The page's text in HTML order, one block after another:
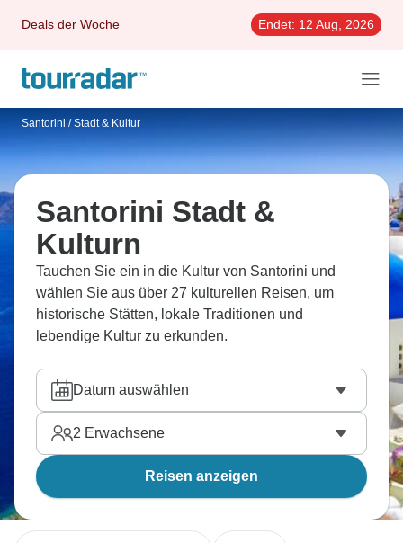
Deals der Woche Endet: 12 Aug, 2026
Santorini / Stadt & Kultur
Santorini Stadt &
Kulturn
Tauchen Sie ein in die Kultur von Santorini und
wählen Sie aus über 27 kulturellen Reisen, um
historische Stätten, lokale Traditionen und
lebendige Kultur zu erkunden.
Datum auswählen
2 Erwachsene
Reisen anzeigen